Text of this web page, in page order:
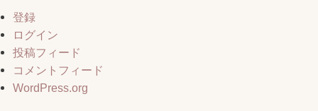
登録
ログイン
投稿フィード
コメントフィード
WordPress.org